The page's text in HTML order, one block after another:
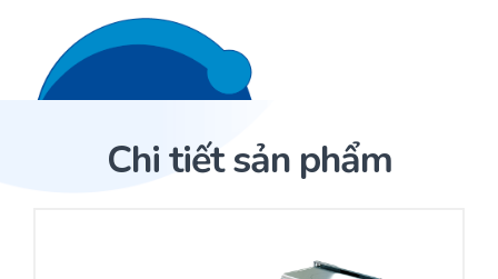
Trang ChủChi tiết sản phẩm